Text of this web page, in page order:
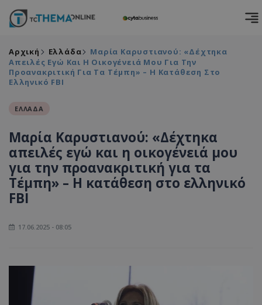
Αρχική Ελλάδα
Μαρία Καρυστιανού: «Δέχτηκα
Απειλές Εγώ Και Η Οικογένειά Μου Για Την
Προανακριτική Για Τα Τέμπη» – Η Κατάθεση Στο
Ελληνικό FBI
ΕΛΛΑΔΑ
Μαρία Καρυστιανού: «Δέχτηκα
απειλές εγώ και η οικογένειά μου
για την προανακριτική για τα
Τέμπη» – Η κατάθεση στο ελληνικό
FBI
17.06.2025 - 08:05